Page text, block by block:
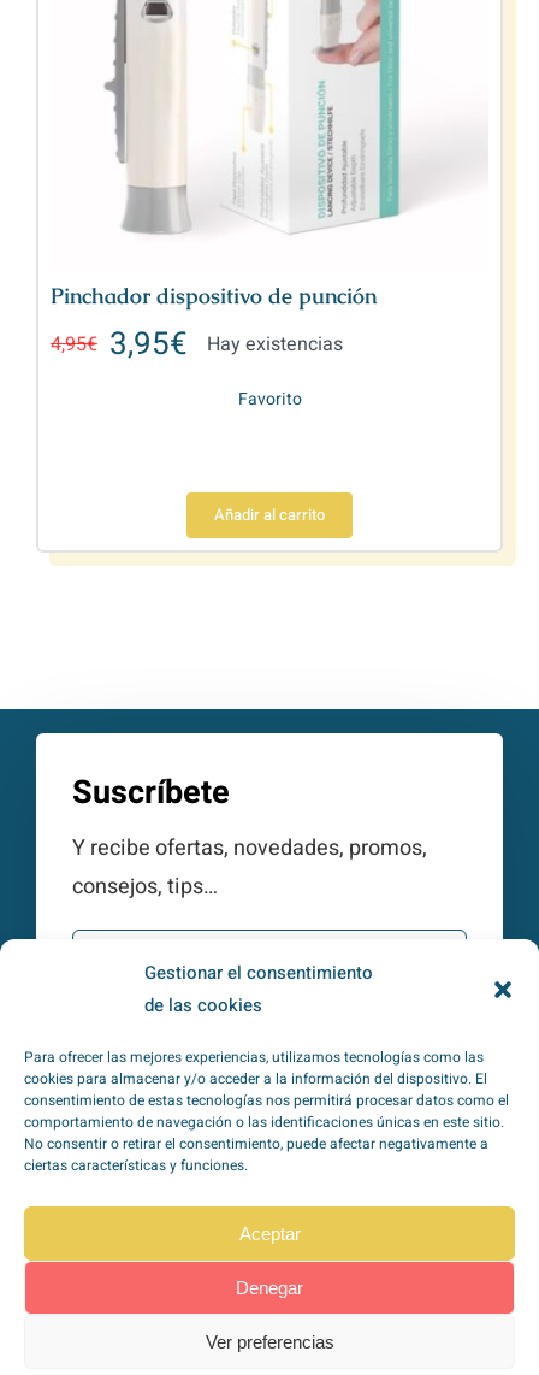
Gestionar el consentimiento
de las cookies
Para ofrecer las mejores experiencias, utilizamos tecnologías como las
cookies para almacenar y/o acceder a la información del dispositivo. El
consentimiento de estas tecnologías nos permitirá procesar datos como el
comportamiento de navegación o las identificaciones únicas en este sitio.
No consentir o retirar el consentimiento, puede afectar negativamente a
ciertas características y funciones.
Aceptar
Denegar
Ver preferencias
Pinchador dispositivo de punción
4,95€ 3,95€ Hay existencias
Favorito
Añadir al carrito
Suscríbete
Y recibe ofertas, novedades, promos,
consejos, tips…
Subscribirme
He leído y acepto la
privacidad*